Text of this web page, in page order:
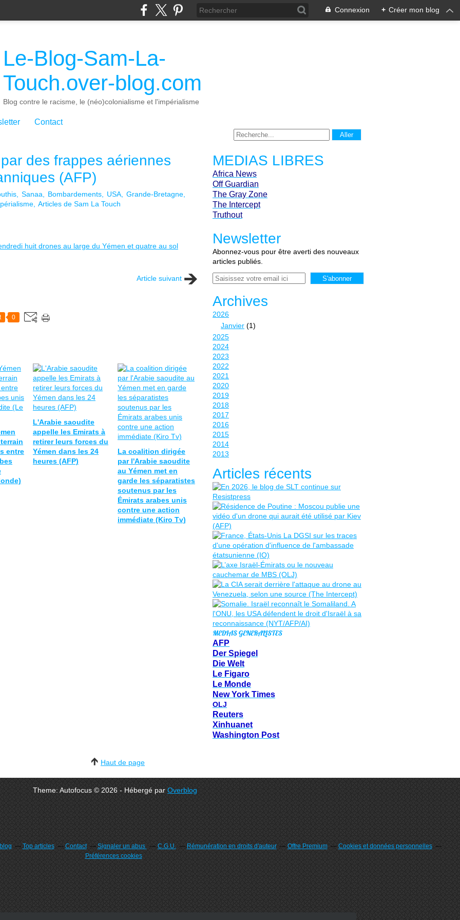
Connexion + Créer mon blog
Le-Blog-Sam-La-
Touch.over-blog.com
Blog contre le racisme, le (néo)colonialisme et l'impérialisme
Contact
des frappes aériennes
(AFP)
Sanaa Bombardements USA
Grande-Bretagne
Articles de Sam La Touch
huit drones au large du Yémen et quatre au sol
Article suivant
0
entre
L'Arabie saoudite
appelle les Emirats à
retirer leurs forces du
Yémen dans les 24
heures (AFP)
La coalition dirigée
par l'Arabie saoudite
au Yémen met en
garde les séparatistes
soutenus par les
Émirats arabes unis
contre une action
immédiate (Kiro Tv)
MEDIAS LIBRES
Africa News
Off Guardian
The Gray Zone
The Intercept
Truthout
Newsletter
Abonnez-vous pour être averti des nouveaux
articles publiés.
Email
Archives
2026
Janvier (1)
2025
2024
2023
2022
2021
2020
2019
2018
2017
2016
2015
2014
2013
Articles récents
MEDIAS GENERALISTES
AFP
Der Spiegel
Die Welt
Le Figaro
Le Monde
New York Times
OLJ
Reuters
Xinhuanet
Washington Post
Haut de page
Theme: Autofocus © 2026 - Hébergé parOverblog
Top articles Contact Signaler un abus C.G.U. Rémunération en droits d'auteur Offre Premium
Cookies et données personnelles
Préférences cookies